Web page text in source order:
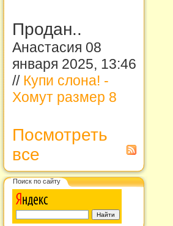
Продан..
Анастасия 08
января 2025, 13:46
// Купи слона! -
Хомут размер 8
Посмотреть
все
Поиск по сайту